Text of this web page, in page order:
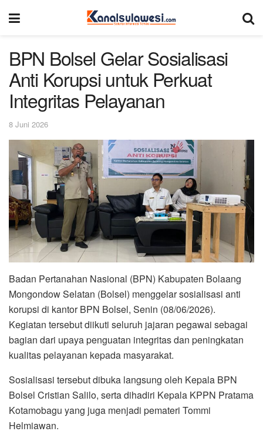
BPN Bolsel Gelar Sosialisasi
Anti Korupsi untuk Perkuat
Integritas Pelayanan
8 Juni 2026
Badan Pertanahan Nasional (BPN) Kabupaten Bolaang
Mongondow Selatan (Bolsel) menggelar sosialisasi anti
korupsi di kantor BPN Bolsel, Senin (08/06/2026).
Kegiatan tersebut diikuti seluruh jajaran pegawai sebagai
bagian dari upaya penguatan integritas dan peningkatan
kualitas pelayanan kepada masyarakat.
Sosialisasi tersebut dibuka langsung oleh Kepala BPN
Bolsel Cristian Salilo, serta dihadiri Kepala KPPN Pratama
Kotamobagu yang juga menjadi pemateri Tommi
Helmiawan.